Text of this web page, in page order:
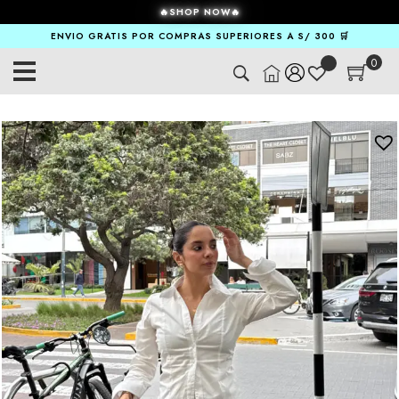
🔥SHOP NOW🔥
ENVIO GRATIS POR COMPRAS SUPERIORES A S/ 300 🛒
0